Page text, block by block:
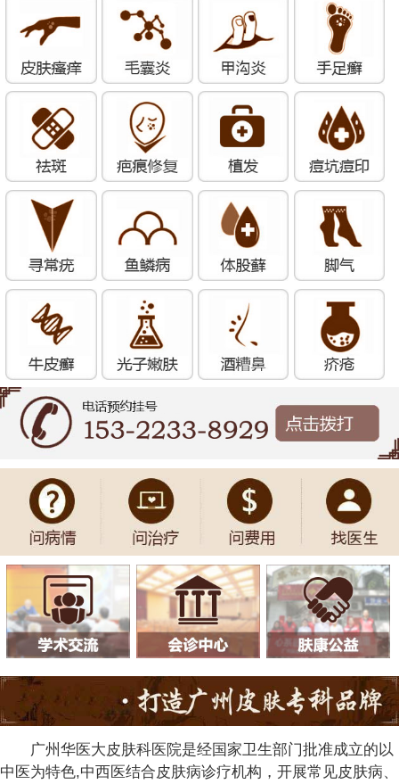
广州华医大皮肤科医院是经国家卫生部门批准成立的以
中医为特色,中西医结合皮肤病诊疗机构，开展常见皮肤病、